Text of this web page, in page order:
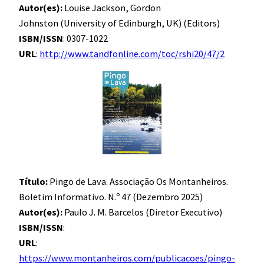
Autor(es): Louise Jackson, Gordon
Johnston (University of Edinburgh, UK) (Editors)
ISBN/ISSN: 0307-1022
URL: http://www.tandfonline.com/toc/rshi20/47/2
Título: Pingo de Lava. Associação Os Montanheiros.
Boletim Informativo. N.º 47 (Dezembro 2025)
Autor(es): Paulo J. M. Barcelos (Diretor Executivo)
ISBN/ISSN:
URL:
https://www.montanheiros.com/publicacoes/pingo-